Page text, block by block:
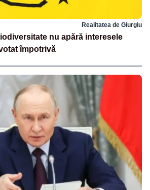
Realitatea de Giurgiu
nu apără interesele
împotrivă